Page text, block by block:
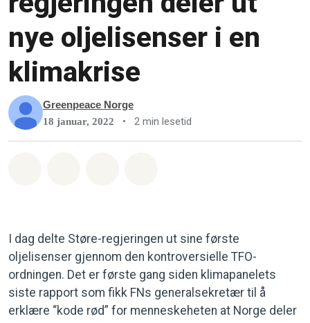
nye oljelisenser i en
klimakrise
Greenpeace Norge
18 januar, 2022 • 2 min lesetid
I dag delte Støre-regjeringen ut sine første
oljelisenser gjennom den kontroversielle TFO-
ordningen. Det er første gang siden klimapanelets
siste rapport som fikk FNs generalsekretær til å
erklære “kode rød” for menneskeheten at Norge deler